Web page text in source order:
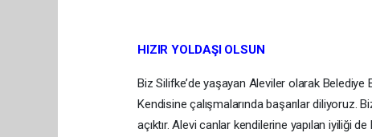
HIZIR YOLDAŞI OLSUN
Biz Silifke’de yaşayan Aleviler olarak Belediye
Kendisine çalışmalarında başarılar diliyoruz.
açıktır. Alevi canlar kendilerine yapılan iyiliği